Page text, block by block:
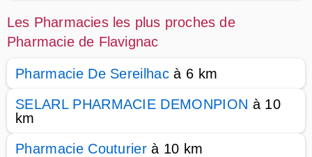
Les Pharmacies les plus proches de
Pharmacie de Flavignac
Pharmacie De Sereilhac à 6 km
SELARL PHARMACIE DEMONPION à 10
km
Pharmacie Couturier à 10 km